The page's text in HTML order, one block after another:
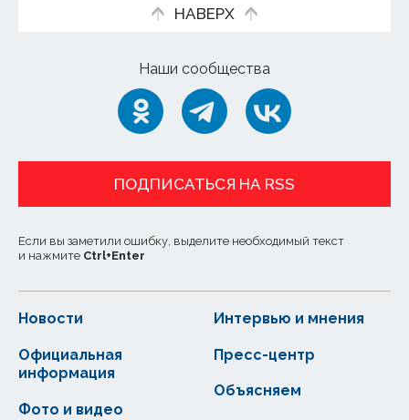
НАВЕРХ
Наши сообщества
ПОДПИСАТЬСЯ НА RSS
Если вы заметили ошибку, выделите необходимый текст
и нажмите Ctrl+Enter
Новости
Официальная
информация
Интервью и мнения
Фото и видео
Пресс-центр
Объясняем